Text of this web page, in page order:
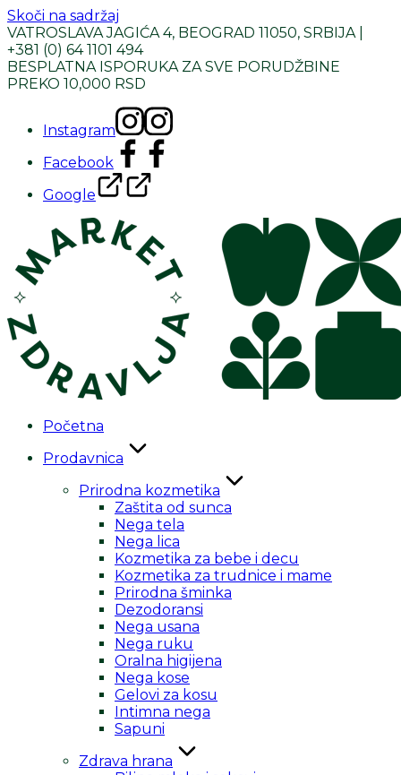
Skoči na sadržaj
VATROSLAVA JAGIĆA 4, BEOGRAD 11050, SRBIJA |
+381 (0) 64 1101 494
BESPLATNA ISPORUKA ZA SVE PORUDŽBINE
PREKO 10,000 RSD
Instagram
Facebook
Google
Početna
Prodavnica
Prirodna kozmetika
Zaštita od sunca
Nega tela
Nega lica
Kozmetika za bebe i decu
Kozmetika za trudnice i mame
Prirodna šminka
Dezodoransi
Nega usana
Nega ruku
Oralna higijena
Nega kose
Gelovi za kosu
Intimna nega
Sapuni
Zdrava hrana